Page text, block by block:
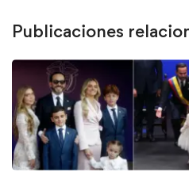
Publicaciones